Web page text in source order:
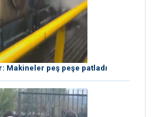
Makineler peş peşe patladı